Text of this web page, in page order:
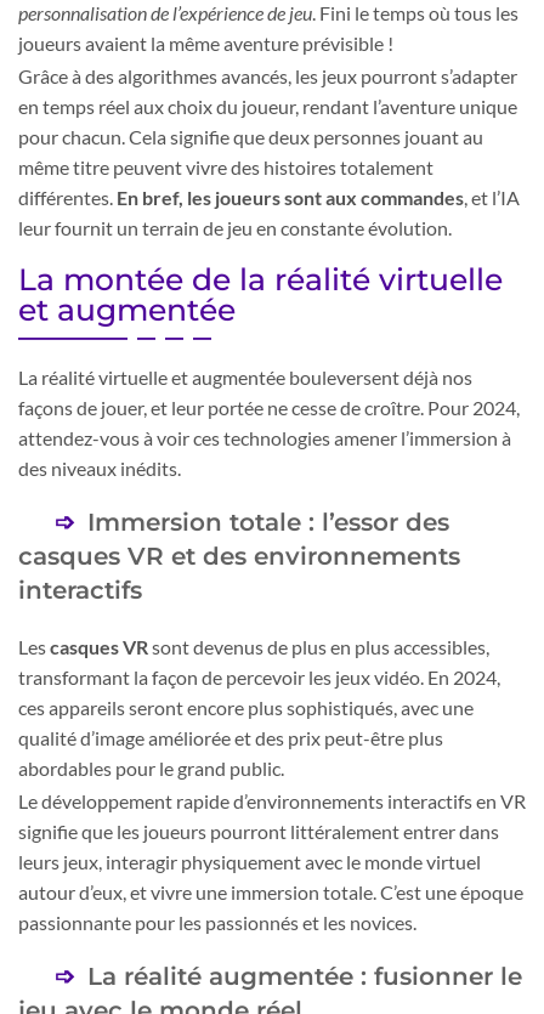
personnalisation de l’expérience de jeu. Fini le temps où tous les
joueurs avaient la même aventure prévisible !
Grâce à des algorithmes avancés, les jeux pourront s’adapter
en temps réel aux choix du joueur, rendant l’aventure unique
pour chacun. Cela signifie que deux personnes jouant au
même titre peuvent vivre des histoires totalement
différentes. En bref, les joueurs sont aux commandes, et l’IA
leur fournit un terrain de jeu en constante évolution.
La montée de la réalité virtuelle
et augmentée
La réalité virtuelle et augmentée bouleversent déjà nos
façons de jouer, et leur portée ne cesse de croître. Pour 2024,
attendez-vous à voir ces technologies amener l’immersion à
des niveaux inédits.
Immersion totale : l’essor des
casques VR et des environnements
interactifs
Lescasques VRsont devenus de plus en plus accessibles,
transformant la façon de percevoir les jeux vidéo. En 2024,
ces appareils seront encore plus sophistiqués, avec une
qualité d’image améliorée et des prix peut-être plus
abordables pour le grand public.
Le développement rapide d’environnements interactifs en VR
signifie que les joueurs pourront littéralement entrer dans
leurs jeux, interagir physiquement avec le monde virtuel
autour d’eux, et vivre une immersion totale. C’est une époque
passionnante pour les passionnés et les novices.
La réalité augmentée : fusionner le